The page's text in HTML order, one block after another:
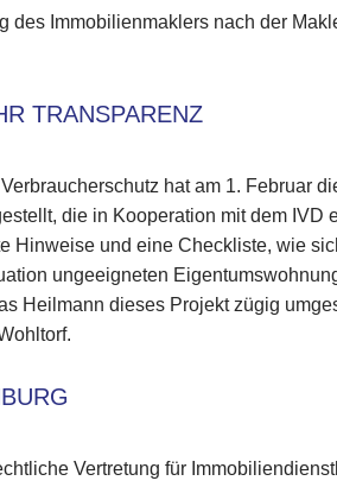
Immobilienmaklers nach der
TRANSPARENZ
hat am 1. Februar
die in Kooperation mit dem IVD
Hinweise und eine Checkliste, wie
ungeeigneten
Heilmann dieses Projekt zügig
Vertretung für